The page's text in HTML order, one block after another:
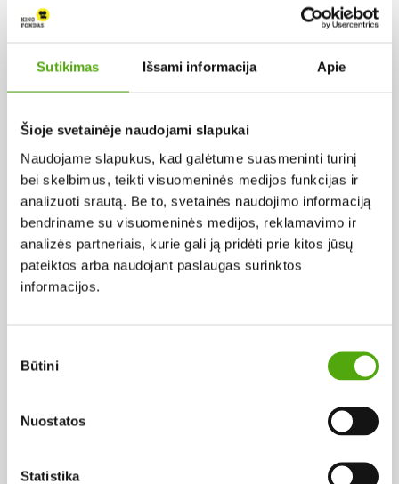
Sutikimas Išsami informacija Apie
Šioje svetainėje naudojami slapukai
Naudojame slapukus, kad galėtume suasmeninti turinį
bei skelbimus, teikti visuomeninės medijos funkcijas ir
analizuoti srautą. Be to, svetainės naudojimo informaciją
bendriname su visuomeninės medijos, reklamavimo ir
analizės partneriais, kurie gali ją pridėti prie kitos jūsų
pateiktos arba naudojant paslaugas surinktos
informacijos.
pasirinkimas
Būtini
Nuostatos
Statistika
Pagal šalį:
Argentina
Pagal abėcėlę:
Rezultatų nerasta...